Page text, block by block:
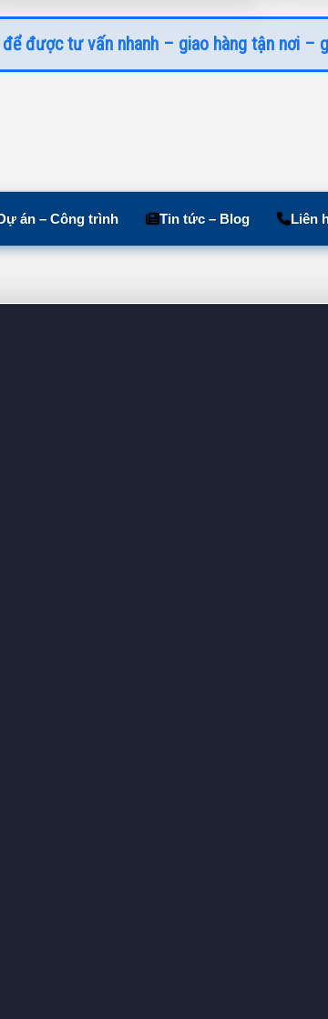
được tư vấn nhanh – giao hàng tận nơi –
án – Công trình Tin tức – Blog Liên